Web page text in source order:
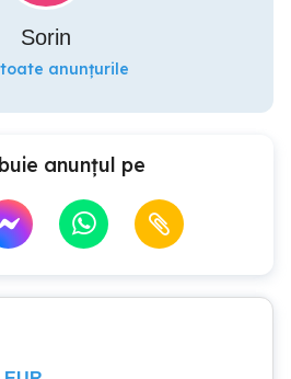
Sorin
anunțurile
anunțul pe